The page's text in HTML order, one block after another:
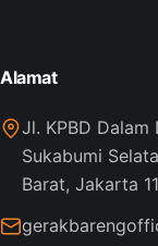
Alamat
Jl. KPBD Dalam
Sukabumi
Barat, Jakarta